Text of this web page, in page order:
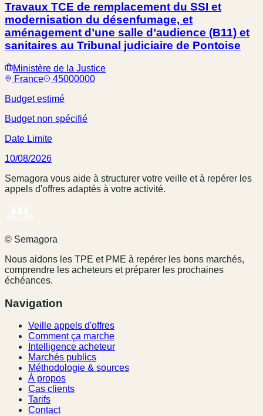
Travaux TCE de remplacement du SSI et
modernisation du désenfumage, et
aménagement d’une salle d’audience (B11) et
sanitaires au Tribunal judiciaire de Pontoise
Ministère de la Justice
France
45000000
Budget estimé
Budget non spécifié
Date Limite
10/08/2026
Semagora vous aide à structurer votre veille et à repérer les
appels d'offres adaptés à votre activité.
© Semagora
Nous aidons les TPE et PME à repérer les bons marchés,
comprendre les acheteurs et préparer les prochaines
échéances.
Navigation
Veille appels d'offres
Comment ça marche
Intelligence acheteur
Marchés publics
Méthodologie & sources
À propos
Cas clients
Tarifs
Contact